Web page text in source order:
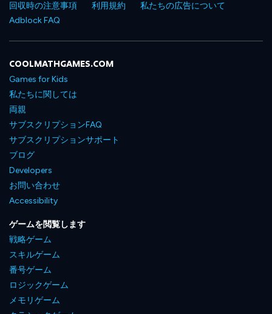
回収時の注意事項
利用規約
私たちの広告について
Adblock FAQ
COOLMATHGAMES.COM
Games for Kids
私たちに関しては
両親
サブスクリプションFAQ
サブスクリプションサポート
ブログ
Developers
お問い合わせ
Accessibility
ゲームを閲覧します
戦略ゲーム
スキルゲーム
番号ゲーム
ロジックゲーム
メモリゲーム